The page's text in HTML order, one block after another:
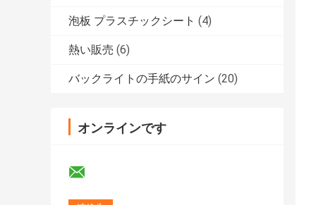
泡板 プラスチックシート (4)
熱い販売 (6)
バックライトの手紙のサイン (20)
オンラインです